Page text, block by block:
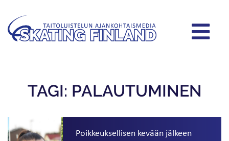
TAGI: PALAUTUMINEN
Poikkeuksellisen kevään jälkeen